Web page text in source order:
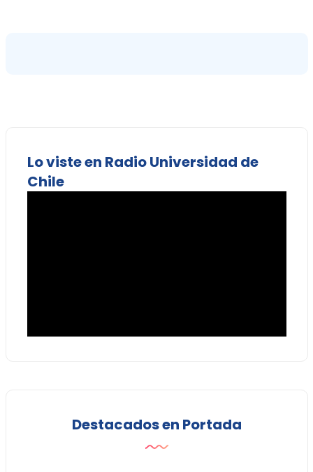
Lo viste en Radio Universidad de
Chile
Destacados en Portada